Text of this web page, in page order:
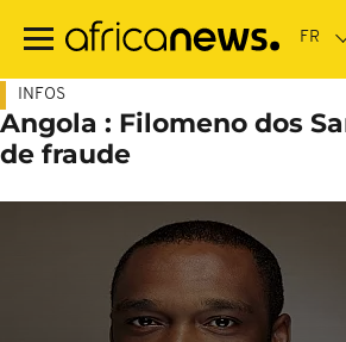
contenu
INFOS
Angola : Filomeno dos
de fraude